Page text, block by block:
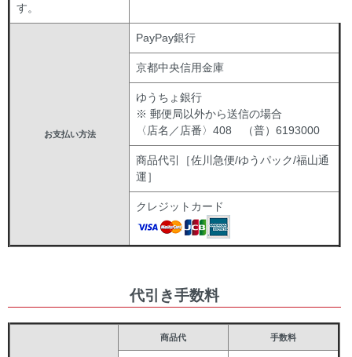
す。
お支払い方法
PayPay銀行
京都中央信用金庫
ゆうちょ銀行
※ 郵便局以外から送信の場合
〈店名／店番〉408 （普）6193000
商品代引［佐川急便/ゆうパック/福山通
運］
クレジットカード
代引き手数料
商品代 手数料